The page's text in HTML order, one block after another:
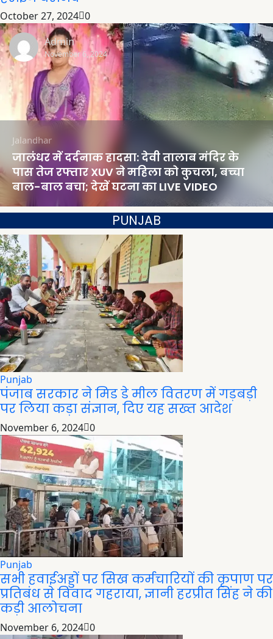
October 27, 2024 0
Admin
November 6, 2024
Jalandhar
जालंधर में दर्दनाक हादसा: देवी तालाब मंदिर के
पास तेज रफ्तार XUV ने महिला को कुचला, बच्चा
बाल-बाल बचा; देखें घटना का LIVE VIDEO
PUNJAB
Punjab
पंजाब सरकार ने मिड डे मील वितरण में गड़बड़ी
पर लिया कड़ा संज्ञान, दिए यह सख्त आदेश
November 6, 2024 0
Punjab
सभी हवाईअड्डों पर सिख कर्मचारियों की कृपाण पर
प्रतिबंध से विवाद गहराया, ज्ञानी हरप्रीत सिंह ने की
कड़ी आलोचना
November 6, 2024 0